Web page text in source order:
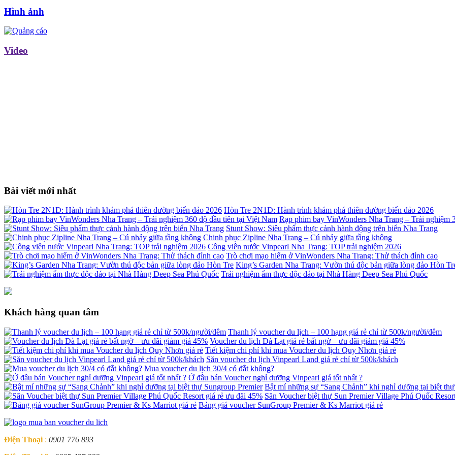
Hình ảnh
Video
Bài viết mới nhất
Hòn Tre 2N1Đ: Hành trình khám phá thiên đường biển đảo 2026
Rạp phim bay VinWonders Nha Trang – Trải nghiệm
Stunt Show: Siêu phẩm thực cảnh hành động trên biển Nha Trang
Chinh phục Zipline Nha Trang – Cú nhảy giữa tầng không
Công viên nước Vinpearl Nha Trang: TOP trải nghiệm 2026
Trò chơi mạo hiểm ở VinWonders Nha Trang: Thử thách đỉnh cao
King’s Garden Nha Trang: Vườn thú độc bản giữa lòng đảo Hòn
Trải nghiệm ẩm thực độc đáo tại Nhà Hàng Deep Sea Phú Quốc
Khách hàng quan tâm
Thanh lý voucher du lịch – 100 hạng giá rẻ chỉ từ 500k/người/đêm
Voucher du lịch Đà Lạt giá rẻ bất ngờ – ưu đãi giảm giá 45%
Tiết kiệm chi phí khi mua Voucher du lịch Quy Nhơn giá rẻ
Săn voucher du lịch Vinpearl Land giá rẻ chỉ từ 500k/khách
Mua voucher du lịch 30/4 có đắt không?
Ở đâu bán Voucher nghỉ dưỡng Vinpearl giá tốt nhất ?
Bật mí những sự “Sang Chảnh” khi nghỉ dưỡng tại biệt
Săn Voucher biệt thự Sun Premier Village Phú Quốc
Bảng giá voucher SunGroup Premier & Ks Marriot giá rẻ
Điện Thoại : 0901 776 893